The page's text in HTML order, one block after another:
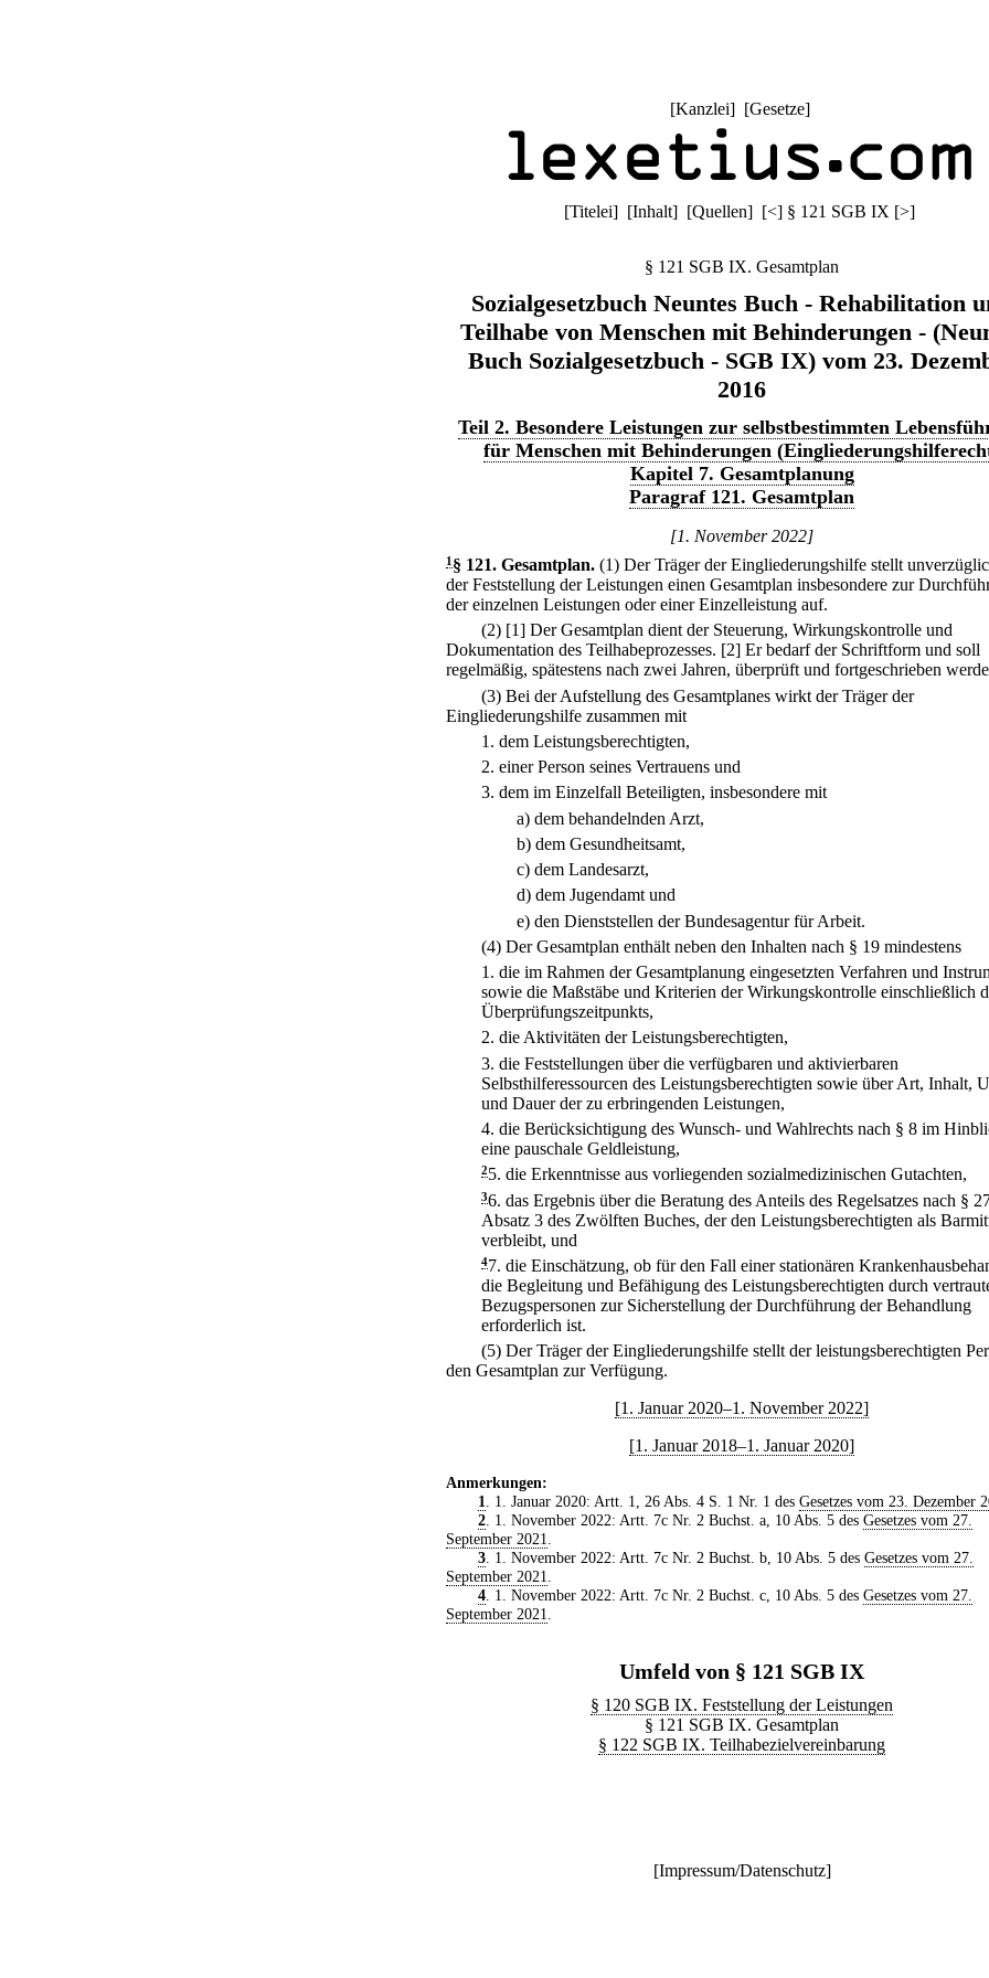
[Kanzlei] [Gesetze]
[Titelei] [Inhalt] [Quellen] [<] § 121 SGB IX [>]
§ 121 SGB IX. Gesamtplan
Sozialgesetzbuch Neuntes Buch - Rehabilitation
Teilhabe von Menschen mit Behinderungen -
Buch Sozialgesetzbuch - SGB IX) vom 23.
2016
Teil 2. Besondere Leistungen zur selbstbestimmten
für Menschen mit Behinderungen
Kapitel 7. Gesamtplanung
Paragraf 121. Gesamtplan
[1. November 2022]
1 § 121. Gesamtplan. (1) Der Träger der Eingliederungshilfe stellt
der Feststellung der Leistungen einen Gesamtplan insbesondere zur
der einzelnen Leistungen oder einer Einzelleistung auf.
(2) [1] Der Gesamtplan dient der Steuerung, Wirkungskontrolle und
Dokumentation des Teilhabeprozesses. [2] Er bedarf der Schriftform und soll
regelmäßig, spätestens nach zwei Jahren, überprüft und fortgeschrieben
(3) Bei der Aufstellung des Gesamtplanes wirkt der Träger der
Eingliederungshilfe zusammen mit
1. dem Leistungsberechtigten,
2. einer Person seines Vertrauens und
3. dem im Einzelfall Beteiligten, insbesondere mit
a) dem behandelnden Arzt,
b) dem Gesundheitsamt,
c) dem Landesarzt,
d) dem Jugendamt und
e) den Dienststellen der Bundesagentur für Arbeit.
(4) Der Gesamtplan enthält neben den Inhalten nach § 19 mindestens
1. die im Rahmen der Gesamtplanung eingesetzten Verfahren und
sowie die Maßstäbe und Kriterien der Wirkungskontrolle einschließlich
Überprüfungszeitpunkts,
2. die Aktivitäten der Leistungsberechtigten,
3. die Feststellungen über die verfügbaren und aktivierbaren
Selbsthilferessourcen des Leistungsberechtigten sowie über Art, Inhalt,
und Dauer der zu erbringenden Leistungen,
4. die Berücksichtigung des Wunsch- und Wahlrechts nach § 8 im
eine pauschale Geldleistung,
25. die Erkenntnisse aus vorliegenden sozialmedizinischen Gutachten,
36. das Ergebnis über die Beratung des Anteils des Regelsatzes nach §
Absatz 3 des Zwölften Buches, der den Leistungsberechtigten als
verbleibt, und
47. die Einschätzung, ob für den Fall einer stationären
die Begleitung und Befähigung des Leistungsberechtigten durch
Bezugspersonen zur Sicherstellung der Durchführung der Behandlung
erforderlich ist.
(5) Der Träger der Eingliederungshilfe stellt der leistungsberechtigten
den Gesamtplan zur Verfügung.
[1. Januar 2020–1. November 2022]
[1. Januar 2018–1. Januar 2020]
Anmerkungen:
1
. 1. Januar 2020: Artt. 1, 26 Abs. 4 S. 1 Nr. 1 des Gesetzes vom 23. Dezember
2. 1. November 2022: Artt. 7c Nr. 2 Buchst. a, 10 Abs. 5 des Gesetzes vom 27.
September 2021
3. 1. November 2022: Artt. 7c Nr. 2 Buchst. b, 10 Abs. 5 des Gesetzes vom 27.
September 2021
4. 1. November 2022: Artt. 7c Nr. 2 Buchst. c, 10 Abs. 5 des Gesetzes vom 27.
September 2021
Umfeld von § 121 SGB IX
§ 120 SGB IX. Feststellung der Leistungen
§ 121 SGB IX. Gesamtplan
§ 122 SGB IX. Teilhabezielvereinbarung
[Impressum/Datenschutz]